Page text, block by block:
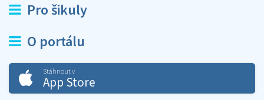
Pro šikuly
O portálu
Stáhnout v
App Store